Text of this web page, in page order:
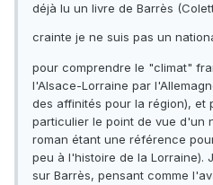
déjà lu un livre de Barrès
crainte je ne suis pas un
pour comprendre le "climat"
l'Alsace-Lorraine par
des affinités pour la région), et
particulier le point de vue d'un
roman étant une référence
peu à l'histoire de la Lorraine).
sur Barrès, pensant comme